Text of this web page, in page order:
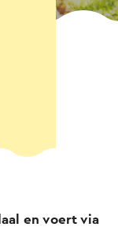
en voert via